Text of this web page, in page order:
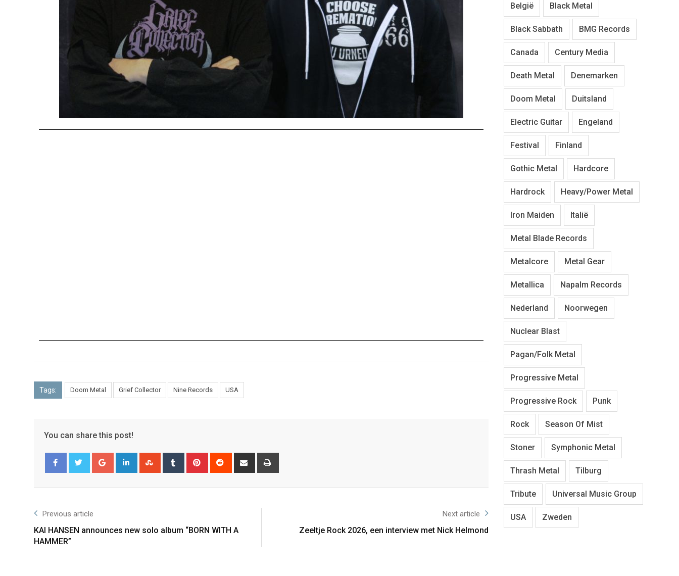
Tags: Doom Metal Grief Collector Nine Records USA
You can share this post!
Previous article
KAI HANSEN announces new solo album “BORN WITH A
HAMMER”
Next article
Zeeltje Rock 2026, een interview met Nick Helmond
België Black Metal
Black Sabbath BMG Records
Canada Century Media
Death Metal Denemarken
Doom Metal Duitsland
Electric Guitar Engeland
Festival Finland
Gothic Metal Hardcore
Hardrock Heavy/Power Metal
Iron Maiden Italië
Metal Blade Records
Metalcore Metal Gear
Metallica Napalm Records
Nederland Noorwegen
Nuclear Blast
Pagan/Folk Metal
Progressive Metal
Progressive Rock Punk
Rock Season Of Mist
Stoner Symphonic Metal
Thrash Metal Tilburg
Tribute Universal Music Group
USA Zweden